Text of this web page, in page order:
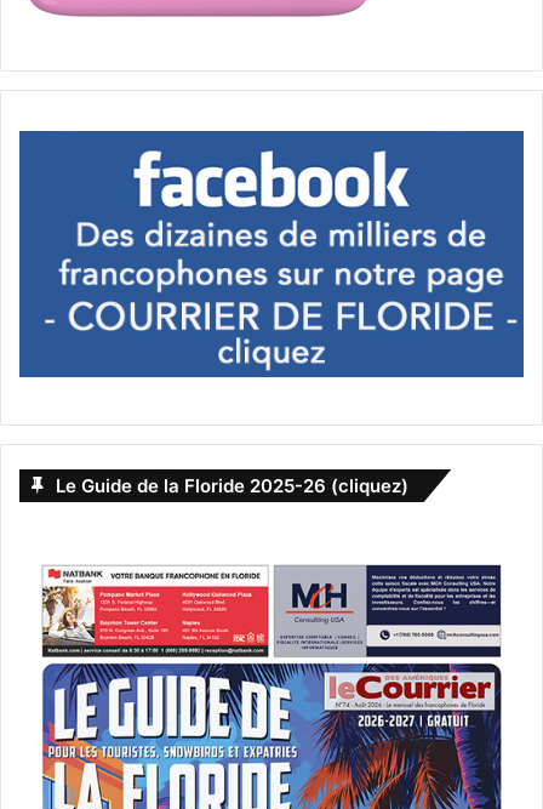
qualité !
1 – www.whitehouse.gov/blog/2016/09/13/income-
www.pewresearch.org/fact-tank/2016/07/20/in-
political-correctness-debate-most-americans-think-too-
many-people-are-easily-offended/
[spacer color= »0483C2″ icon= »fa-arrow-circle-o-right »
style= »3″]
[spacer color= »0483C2″ icon= »fa-arrow-circle-o-right »
style= »3″]
Le Guide de la Floride 2025-26 (cliquez)